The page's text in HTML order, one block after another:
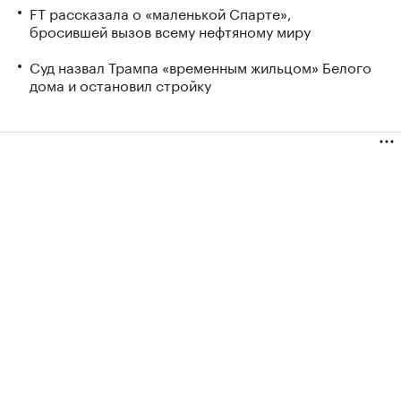
FT рассказала о «маленькой Спарте»,
бросившей вызов всему нефтяному миру
Суд назвал Трампа «временным жильцом» Белого
дома и остановил стройку